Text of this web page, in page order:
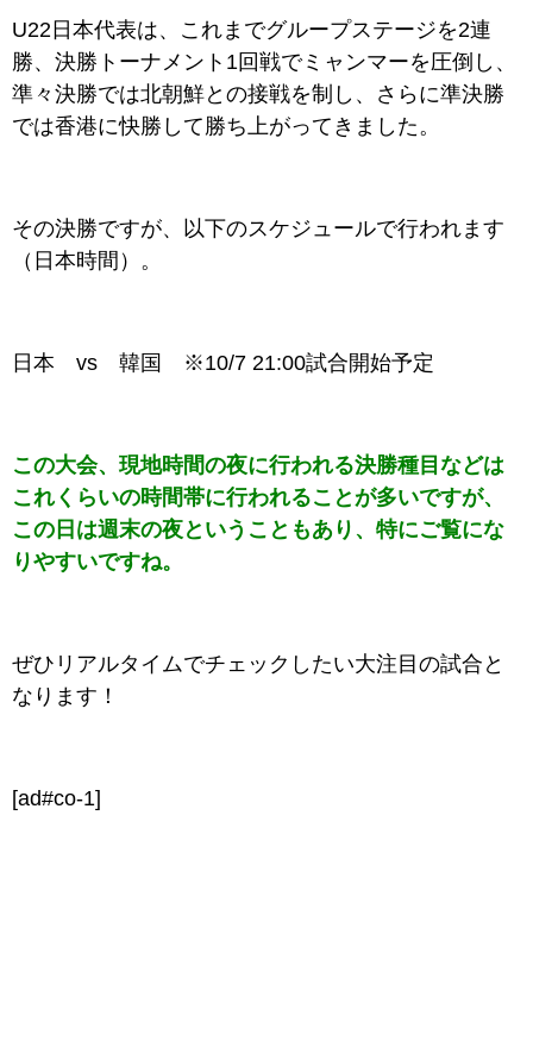
U22日本代表は、これまでグループステージを2連
勝、決勝トーナメント1回戦でミャンマーを圧倒し、
準々決勝では北朝鮮との接戦を制し、さらに準決勝
では香港に快勝して勝ち上がってきました。
その決勝ですが、以下のスケジュールで行われます
（日本時間）。
日本 vs 韓国 ※10/7 21:00試合開始予定
この大会、現地時間の夜に行われる決勝種目などは
これくらいの時間帯に行われることが多いですが、
この日は週末の夜ということもあり、特にご覧にな
りやすいですね。
ぜひリアルタイムでチェックしたい大注目の試合と
なります！
[ad#co-1]